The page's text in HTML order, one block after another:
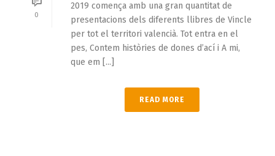
0
2019 comença amb una gran quantitat de
presentacions dels diferents llibres de Vincle
per tot el territori valencià. Tot entra en el
pes, Contem històries de dones d’ací i A mi,
que em [...]
READ MORE